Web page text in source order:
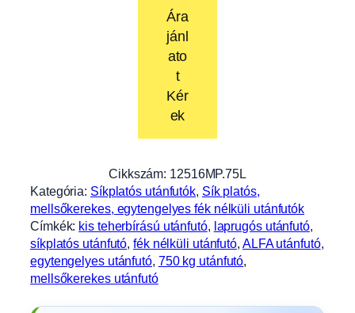
Ára
jánl
ato
t
Kér
ek
Cikkszám: 12516MP.75L
Kategória: Síkplatós utánfutók Sík platós,
mellsőkerekes, egytengelyes fék nélküli utánfutók
Címkék: kis teherbírású utánfutó, laprugós utánfutó
síkplatós utánfutó , fék nélküli utánfutó ALFA utánfutó
egytengelyes utánfutó, 750 kg utánfutó
mellsőkerekes utánfutó